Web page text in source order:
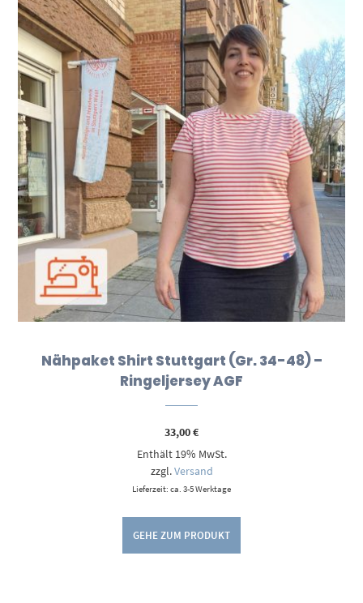
Nähpaket Shirt Stuttgart (Gr. 34-48) –
Ringeljersey AGF
33,00€
Enthält 19% MwSt.
zzgl.Versand
Lieferzeit: ca. 3-5 Werktage
GEHE ZUM PRODUKT